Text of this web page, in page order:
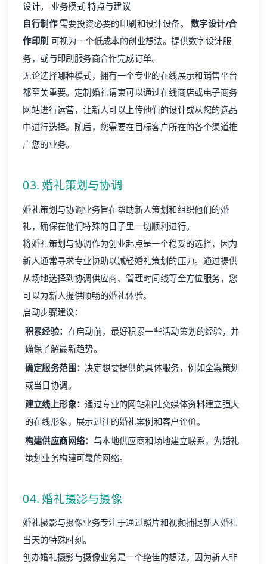
设计。 业务模式 特点与建议
自行制作需要投资必要的印刷和设计设备。 数字设计/合
作印刷 可视为一个低成本的创业想法。提供数字设计服
务，或与印刷服务商合作完成订单。
无论选择哪种模式，拥有一个专业的在线展示和销售平台
都至关重要。定制婚礼请柬可以通过在线商店或电子商务
网站进行运营，让新人可以上传他们的设计或从您的选品
中进行选择。随后，您需要在目标客户所在的各个渠道推
广您的业务。
03. 婚礼策划与协调
婚礼策划与协调业务旨在帮助新人策划和组织他们的婚
礼，确保在他们特殊的日子里一切顺利进行。
将婚礼策划与协调作为创业起点是一个稳妥的选择，因为
新人通常寻求专业协助以减轻婚礼策划的压力。通过提供
从场地选择到协调供应商、管理时间线等全方位服务，您
可以为新人提供顺畅的婚礼体验。
启动步骤建议：
积累经验： 在启动前，最好积累一些活动策划的经验，并
确保了解最新趋势。
确定服务范围： 决定想要提供的具体服务，例如全案策划
或当日协调。
建立线上形象：通过专业的网站和社交媒体资料建立强大
的在线形象，展示过往的婚礼案例和客户评价。
构建供应商网络： 与本地供应商和场地建立联系，为婚礼
策划业务构建可靠的网络。
04. 婚礼摄影与摄像
婚礼摄影与摄像业务专注于通过照片和视频捕捉新人婚礼
当天的特殊时刻。
创办婚礼摄影与摄像业务是一个绝佳的想法，因为新人非